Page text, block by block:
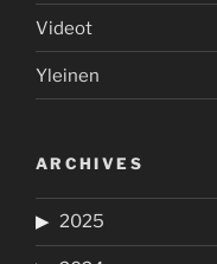
Videot
Yleinen
ARCHIVES
2025